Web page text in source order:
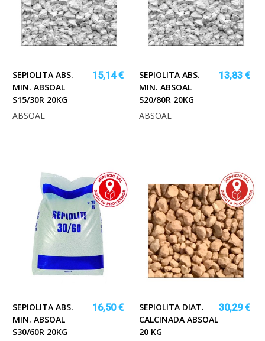
SEPIOLITA ABS.
MIN. ABSOAL
S15/30R 20KG
15,14 €
ABSOAL
SEPIOLITA ABS.
MIN. ABSOAL
S20/80R 20KG
13,83 €
ABSOAL
SEPIOLITA ABS.
MIN. ABSOAL
S30/60R 20KG
16,50 €
SEPIOLITA DIAT.
CALCINADA ABSOAL
20 KG
30,29 €